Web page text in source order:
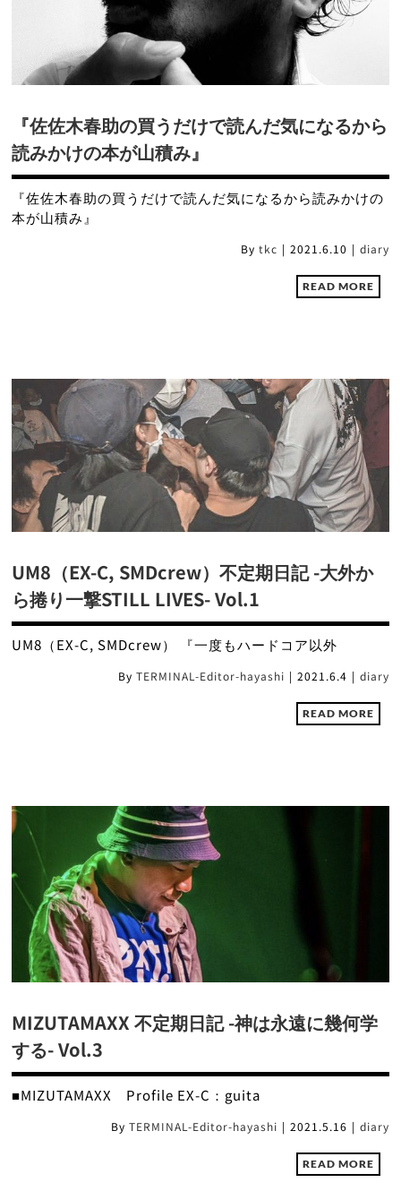
『佐佐木春助の買うだけで読んだ気になるから
読みかけの本が山積み』
『佐佐木春助の買うだけで読んだ気になるから読みかけの
本が山積み』
By tkc | 2021.6.10 | diary
READ MORE
UM8（EX-C, SMDcrew）不定期日記 -大外か
ら捲り一撃STILL LIVES- Vol.1
UM8（EX-C, SMDcrew） 『一度もハードコア以外
By TERMINAL-Editor-hayashi | 2021.6.4 | diary
READ MORE
MIZUTAMAXX 不定期日記 -神は永遠に幾何学
する- Vol.3
■MIZUTAMAXX Profile EX-C：guita
By TERMINAL-Editor-hayashi | 2021.5.16 | diary
READ MORE